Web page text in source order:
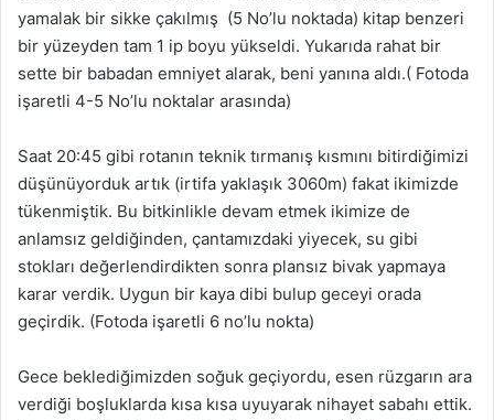
yamalak bir sikke çakılmış (5 No’lu noktada) kitap benzeri
bir yüzeyden tam 1 ip boyu yükseldi. Yukarıda rahat bir
sette bir babadan emniyet alarak, beni yanına aldı.( Fotoda
işaretli 4-5 No’lu noktalar arasında)
Saat 20:45 gibi rotanın teknik tırmanış kısmını bitirdiğimizi
düşünüyorduk artık (irtifa yaklaşık 3060m) fakat ikimizde
tükenmiştik. Bu bitkinlikle devam etmek ikimize de
anlamsız geldiğinden, çantamızdaki yiyecek, su gibi
stokları değerlendirdikten sonra plansız bivak yapmaya
karar verdik. Uygun bir kaya dibi bulup geceyi orada
geçirdik. (Fotoda işaretli 6 no’lu nokta)
Gece beklediğimizden soğuk geçiyordu, esen rüzgarın ara
verdiği boşluklarda kısa kısa uyuyarak nihayet sabahı ettik.